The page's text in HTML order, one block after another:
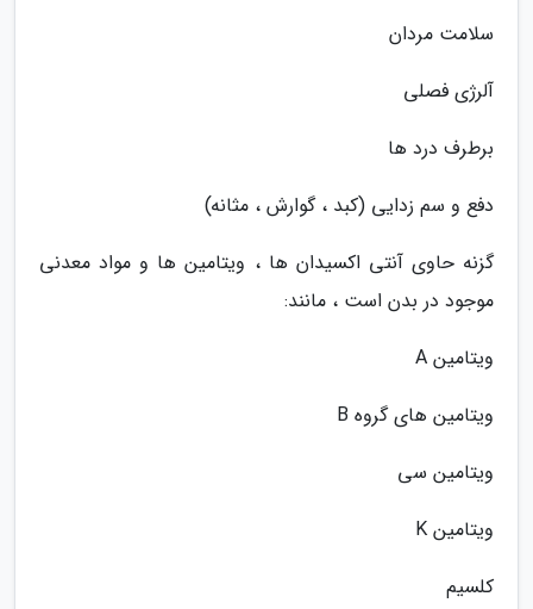
سلامت مردان
آلرژی فصلی
برطرف درد ها
دفع و سم زدایی (کبد ، گوارش ، مثانه)
گزنه حاوی آنتی اکسیدان ها ، ویتامین ها و مواد معدنی
موجود در بدن است ، مانند:
ویتامین A
ویتامین های گروه B
ویتامین سی
ویتامین K
کلسیم